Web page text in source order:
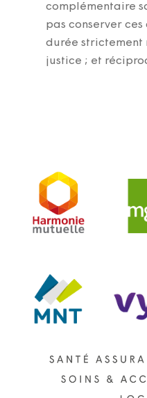
complémentaire
pas conserver
durée strictement
justice ; et